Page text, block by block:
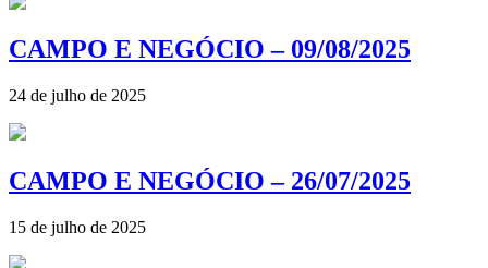
CAMPO E NEGÓCIO – 09/08/2025
24 de julho de 2025
CAMPO E NEGÓCIO – 26/07/2025
15 de julho de 2025